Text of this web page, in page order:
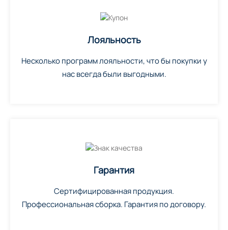
Лояльность
Несколько программ лояльности, что бы покупки у
нас всегда были выгодными.
Гарантия
Сертифицированная продукция.
Профессиональная сборка. Гарантия по договору.